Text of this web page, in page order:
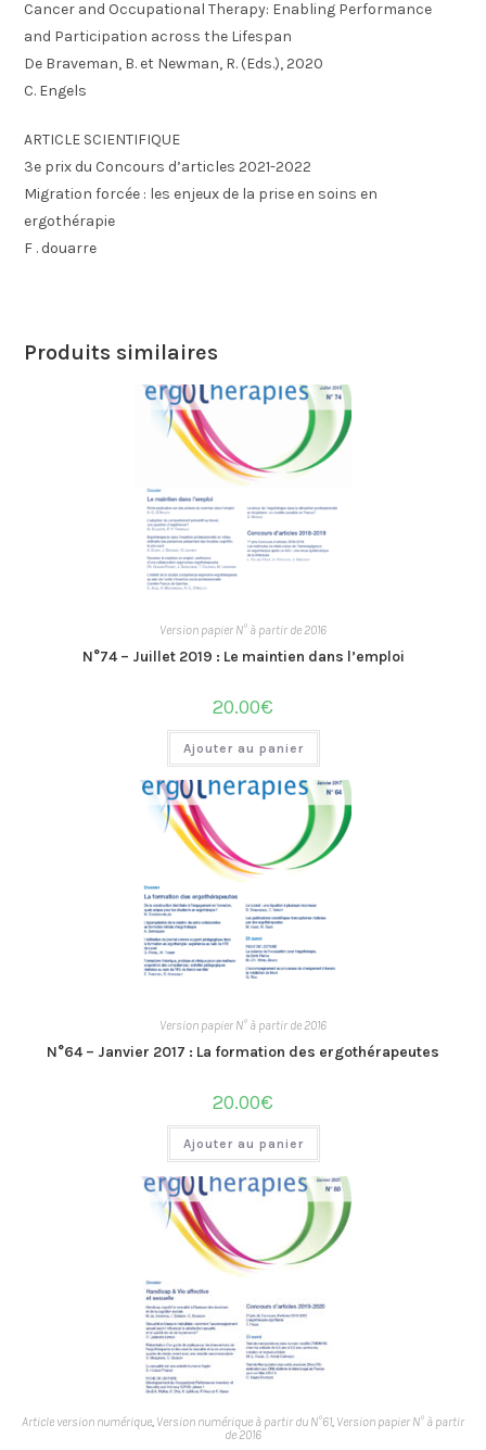
Cancer and Occupational Therapy: Enabling Performance
and Participation across the Lifespan
De Braveman, B. et Newman, R. (Eds.), 2020
C. Engels
ARTICLE SCIENTIFIQUE
3e prix du Concours d’articles 2021-2022
Migration forcée : les enjeux de la prise en soins en
ergothérapie
F . douarre
Produits similaires
Version papier N° à partir de 2016
N°74 – Juillet 2019 : Le maintien dans l’emploi
20.00€
Ajouter au panier
Version papier N° à partir de 2016
N°64 – Janvier 2017 : La formation des ergothérapeutes
20.00€
Ajouter au panier
Article version numérique Version numérique à partir du N°61 Version papier N° à partir
de 2016